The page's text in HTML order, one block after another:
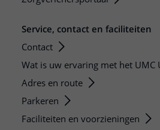
Service, contact en faciliteiten
Contact
Wat is uw ervaring met het UMC
Adres en route
Parkeren
Faciliteiten en voorzieningen